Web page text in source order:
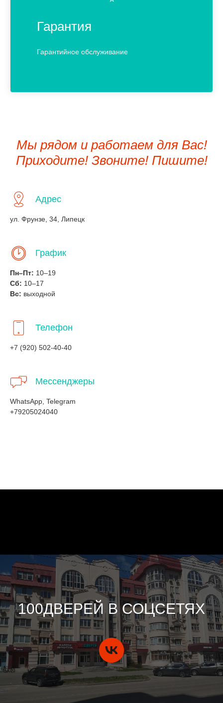
Гарантия
Гарантийное обслуживание
Мы рядом и работаем для Вас!
Приходите! Звоните! Пишите!
Адрес
ул. Фрунзе, 34, Липецк
График
Пн–Пт: 10–19
Сб: 10–17
Вс: выходной
Телефон
+7 (920) 502-40-40
Мессенджеры
WhatsApp, Telegram
+79205024040
100ДВЕРЕЙ В СОЦСЕТЯХ